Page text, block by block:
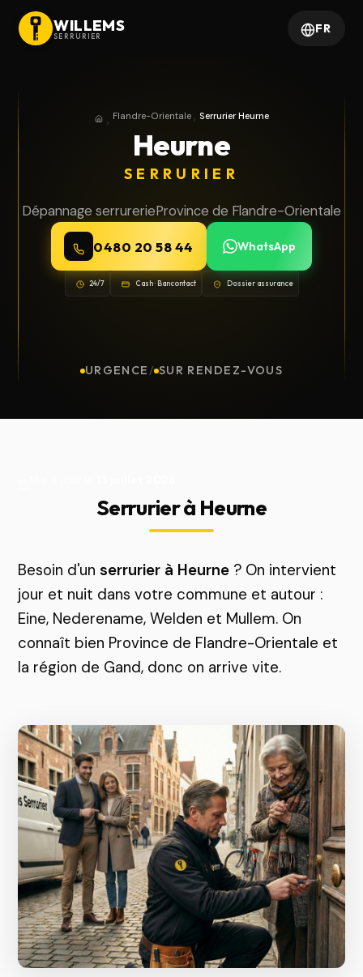
WILLEMS
SERRURIER FR
AccueilProvince de Flandre-Orientale
Flandre-Orientale Serrurier Heurne
Heurne
SERRURIER
Dépannage serrurerieProvince de Flandre-Orientale
0480 20 58 44 WhatsApp
24/7 Cash · Bancontact Dossier assurance
URGENCE / SUR RENDEZ-VOUS
Serrurier à Heurne
Besoin d'unserrurier à Heurne ? On intervient
jour et nuit dans votre commune et autour :
Eine, Nederename, Welden et Mullem. On
connaît bien Province de Flandre-Orientale et
la région de Gand, donc on arrive vite.